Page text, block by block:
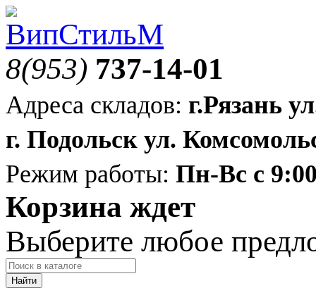
8(953) 737-14-01
Адреса складов: г.Рязань
г. Подольск ул.
Режим работы: Пн-Вс с
Корзина ждет
Выберите любое
Найти